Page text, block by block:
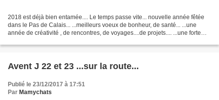
2018 est déjà bien entamée.... Le temps passe vite... nouvelle année fêtée
dans le Pas de Calais... ...meilleurs voeux de bonheur, de santé... ...une
année de créativité , de rencontres, de voyages....de projets.... ...une forte
Avent J 22 et 23 ...sur la route...
Publié le 23/12/2017 à 17:51
Par Mamychats